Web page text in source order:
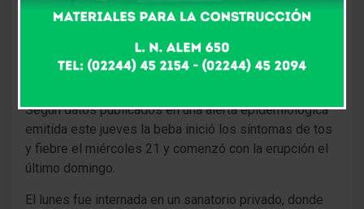
caso autóctono de sarampión en la Ciudad en 18
años. Se trata de una beba de 8 meses, sin
antecedentes de viaje, que se encuentran
Según datos publicados en una alerta epidemiológica
emitida este jueves la beba inició los síntomas de tos
y fiebre el miércoles 21 y comenzó con la erupción el
último domingo.
El lunes fue internada en un sanatorio privado, donde